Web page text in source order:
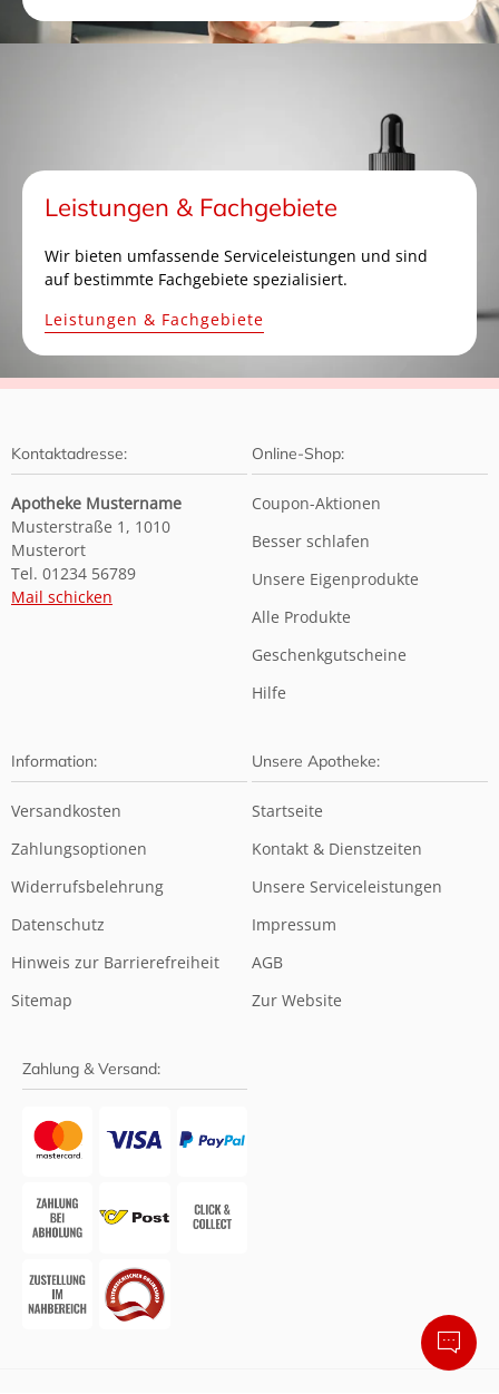
Leistungen & Fachgebiete
Wir bieten umfassende Serviceleistungen und sind
auf bestimmte Fachgebiete spezialisiert.
Leistungen & Fachgebiete
Kontaktadresse:
Apotheke Mustername
Musterstraße 1, 1010
Musterort
Tel. 01234 56789
Mail schicken
Online-Shop:
Coupon-Aktionen
Besser schlafen
Unsere Eigenprodukte
Alle Produkte
Geschenkgutscheine
Hilfe
Information:
Versandkosten
Zahlungsoptionen
Widerrufsbelehrung
Datenschutz
Hinweis zur Barrierefreiheit
Sitemap
Unsere Apotheke:
Startseite
Kontakt & Dienstzeiten
Unsere Serviceleistungen
Impressum
AGB
Zur Website
Zahlung & Versand: